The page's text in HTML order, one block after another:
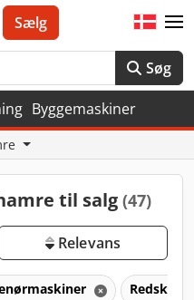
Søg
Sælg
Byggemaskiner
til salg (47)
Relevans